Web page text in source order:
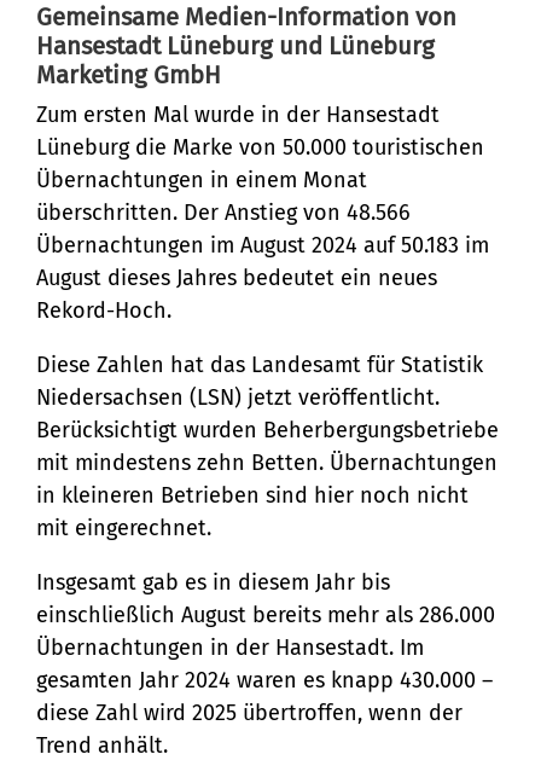
Stellenausschreibungen
Bürgerservice
Bürgeramt
Online-Dienste
Rückrufformular
Sag's uns einfach
Klimaschutz und Umwelt
Klimaschutz
Klimaanpassung
Grünes Lüneburg
Umwelt
Nachhaltigkeit
Bauen und Mobilität
Stadtentwicklung
Straßen- und
Brückenbau
Denkmalschutz
Mobilität
Sanierungsgebiete
Wohnen
Kultur und Freizeit
Bibliotheken
Kulturreferat
Sport
Stadtarchiv
Tourismus
Veranstaltungskalender
(Metropolregion HH)
Gesellschaft, Soziales und
Bildung
Bildung
Soziales
Familie und Betreuung
Stadtteilarbeit
Bürger:innenbeteiligung
Ehrenamt
Sicherheit und Ordnung
Ordnungsamt
Schiedsamt
Ortsrecht
Straßenreinigung und
Winterdienst
Telefon:
04131 - 309-0
E-Mail:
Übernachtungszahlen in Lüneburg auf
neuem Rekord-Kurs
Gemeinsame Medien-Information von
Hansestadt Lüneburg und Lüneburg
Marketing GmbH
Zum ersten Mal wurde in der Hansestadt
Lüneburg die Marke von 50.000 touristischen
Übernachtungen in einem Monat
überschritten. Der Anstieg von 48.566
Übernachtungen im August 2024 auf 50.183 im
August dieses Jahres bedeutet ein neues
Rekord-Hoch.
Diese Zahlen hat das Landesamt für Statistik
Niedersachsen (LSN) jetzt veröffentlicht.
Berücksichtigt wurden Beherbergungsbetriebe
mit mindestens zehn Betten. Übernachtungen
in kleineren Betrieben sind hier noch nicht
mit eingerechnet.
Insgesamt gab es in diesem Jahr bis
einschließlich August bereits mehr als 286.000
Übernachtungen in der Hansestadt. Im
gesamten Jahr 2024 waren es knapp 430.000 –
diese Zahl wird 2025 übertroffen, wenn der
Trend anhält.